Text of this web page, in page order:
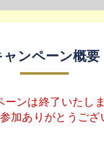
ャンペーン概要
ーンは終了いたしま
加ありがとうござ